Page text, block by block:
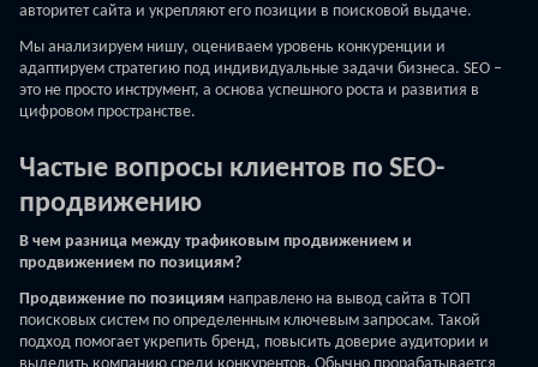
авторитет сайта и укрепляют его позиции в поисковой выдаче.
Мы анализируем нишу, оцениваем уровень конкуренции и
адаптируем стратегию под индивидуальные задачи бизнеса. SEO –
это не просто инструмент, а основа успешного роста и развития в
цифровом пространстве.
Частые вопросы клиентов по SEO-
продвижению
В чем разница между трафиковым продвижением и
продвижением по позициям?
Продвижение по позициям направлено на вывод сайта в ТОП
поисковых систем по определенным ключевым запросам. Такой
подход помогает укрепить бренд, повысить доверие аудитории и